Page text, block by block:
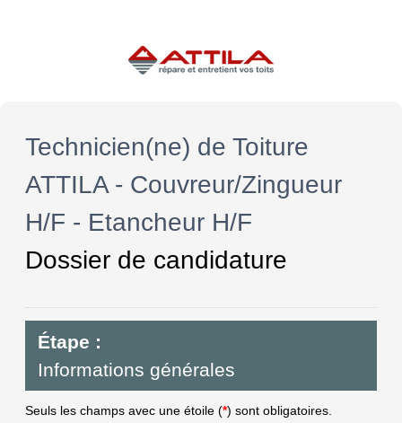
Technicien(ne) de Toiture
ATTILA - Couvreur/Zingueur
H/F - Etancheur H/F
Dossier de candidature
Étape :
Informations générales
Seuls les champs avec une étoile (*) sont obligatoires.